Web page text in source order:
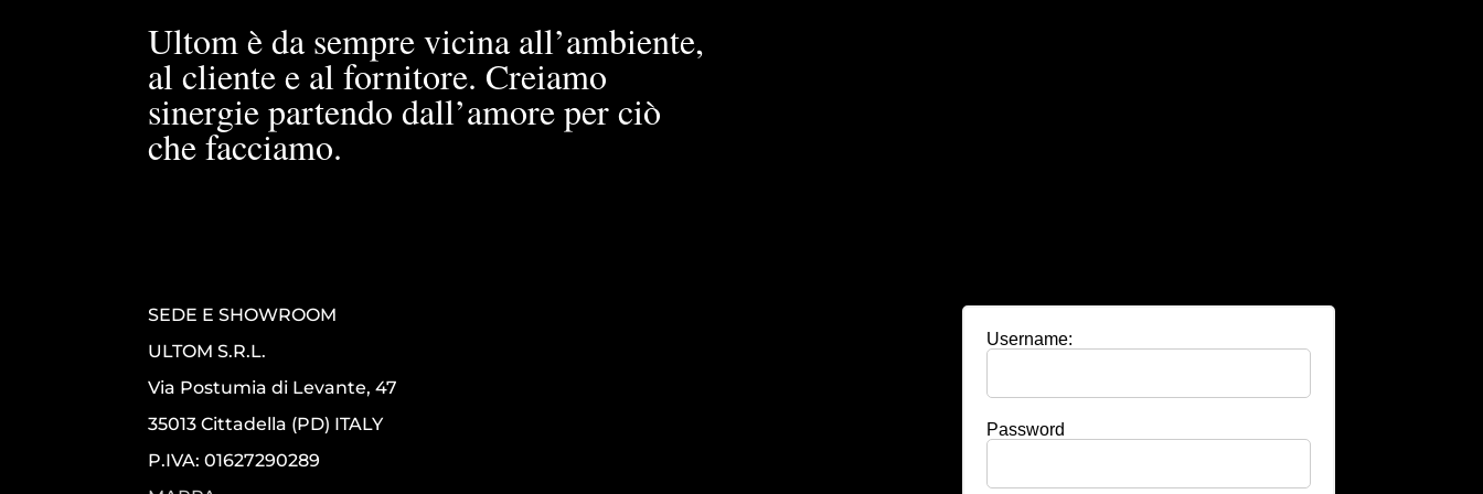
Ultom è da sempre vicina all’ambiente,
al cliente e al fornitore. Creiamo
sinergie partendo dall’amore per ciò
che facciamo.
SEDE E SHOWROOM
ULTOM S.R.L.
Via Postumia di Levante, 47
35013 Cittadella (PD) ITALY
P.IVA: 01627290289
Username:
Password